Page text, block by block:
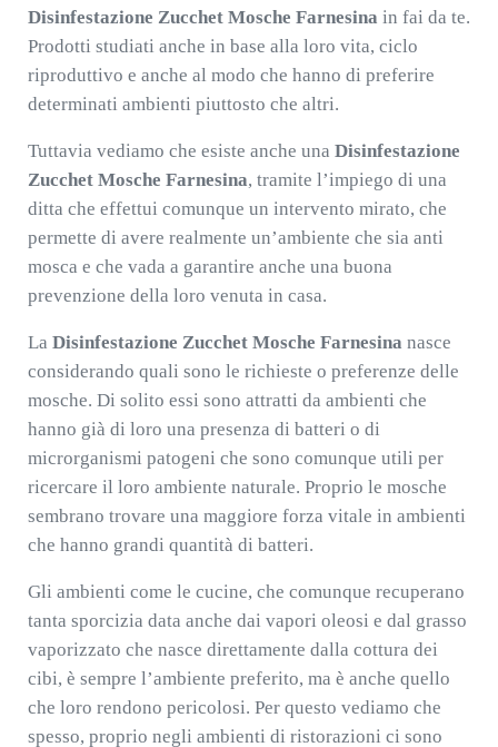
Disinfestazione Zucchet Mosche Farnesina in fai da te.
Prodotti studiati anche in base alla loro vita, ciclo
riproduttivo e anche al modo che hanno di preferire
determinati ambienti piuttosto che altri.
Tuttavia vediamo che esiste anche una Disinfestazione
Zucchet Mosche Farnesina, tramite l’impiego di una
ditta che effettui comunque un intervento mirato, che
permette di avere realmente un’ambiente che sia anti
mosca e che vada a garantire anche una buona
prevenzione della loro venuta in casa.
La Disinfestazione Zucchet Mosche Farnesina nasce
considerando quali sono le richieste o preferenze delle
mosche. Di solito essi sono attratti da ambienti che
hanno già di loro una presenza di batteri o di
microrganismi patogeni che sono comunque utili per
ricercare il loro ambiente naturale. Proprio le mosche
sembrano trovare una maggiore forza vitale in ambienti
che hanno grandi quantità di batteri.
Gli ambienti come le cucine, che comunque recuperano
tanta sporcizia data anche dai vapori oleosi e dal grasso
vaporizzato che nasce direttamente dalla cottura dei
cibi, è sempre l’ambiente preferito, ma è anche quello
che loro rendono pericolosi. Per questo vediamo che
spesso, proprio negli ambienti di ristorazioni ci sono